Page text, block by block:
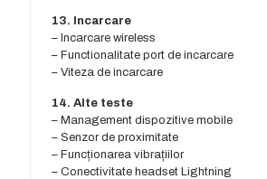
13. Incarcare
– Incarcare wireless
– Functionalitate port de incarcare
– Viteza de incarcare
14. Alte teste
– Management dispozitive mobile
– Senzor de proximitate
– Funcționarea vibrațiilor
– Conectivitate headset Lightning